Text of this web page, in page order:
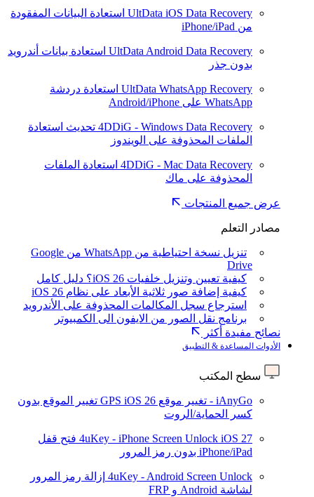
UltData iOS Data Recovery استعادة البيانات المفقودة
من iPhone/iPad
UltData Android Data Recovery استعادة بيانات أندرويد
بدون جذر
UltData WhatsApp Recovery استعادة دردشة
WhatsApp على Android/iPhone
4DDiG - Windows Data Recovery تحديث استعادة
الملفات المحذوفة على الويندوز
4DDiG - Mac Data Recovery استعادة الملفات
المحذوفة على ماك
عرض جميع المنتجات
مصادر التعلم
تنزيل نسخة احتياطية من WhatsApp من Google
Drive
كيفية تعيين وتنزيل خلفيات iOS 26؟ دليل كامل
كيفية إضافة صور ثلاثية الأبعاد على نظام iOS 26
استرجاع سجل المكالمات المحذوفة على الأندرويد
برنامج نقل الصور من الايفون الى الكمبيوتر
نصائح مفيدة أكثر
الأدوات المساعدة & التطبيق
سطح المكتب
iAnyGo - تغيير موقع GPS iOS 26
تغيير الموقع بدون
كسر الحماية/الروت
4uKey - iPhone Screen Unlock iOS 27
فتح قفل
iPhone/iPad بدون رمز المرور
4uKey - Android Screen Unlock إزالة رمز المرور
لشاشة Android و FRP